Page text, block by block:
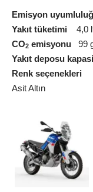
Emisyon
Yakıt tüketimi 4,0
CO2 emisyonu 99
Yakıt deposu
Renk
Asit Altın